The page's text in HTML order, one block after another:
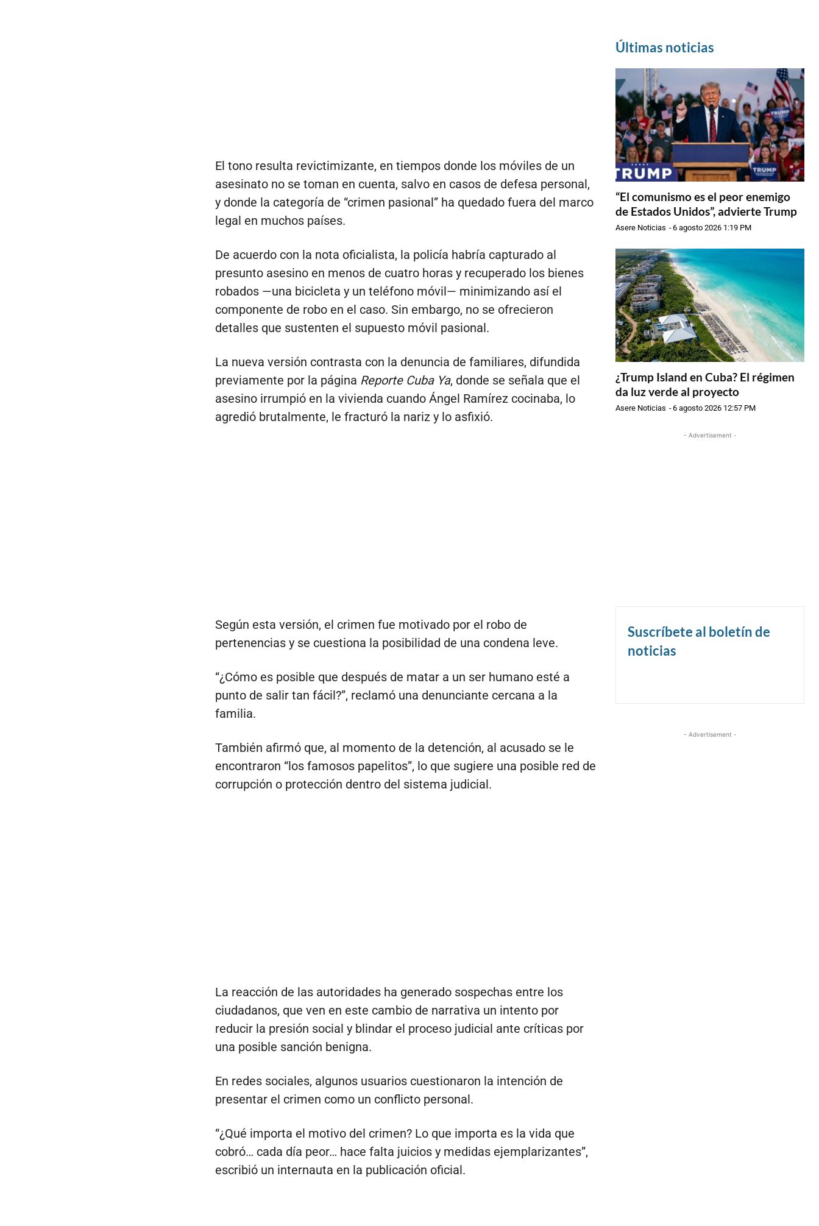
El tono resulta revictimizante, en tiempos donde los móviles de un
asesinato no se toman en cuenta, salvo en casos de defesa personal,
y donde la categoría de “crimen pasional” ha quedado fuera del marco
legal en muchos países.
De acuerdo con la nota oficialista, la policía habría capturado al
presunto asesino en menos de cuatro horas y recuperado los bienes
robados —una bicicleta y un teléfono móvil— minimizando así el
componente de robo en el caso. Sin embargo, no se ofrecieron
detalles que sustenten el supuesto móvil pasional.
La nueva versión contrasta con la denuncia de familiares, difundida
previamente por la página Reporte Cuba Ya, donde se señala que el
asesino irrumpió en la vivienda cuando Ángel Ramírez cocinaba, lo
agredió brutalmente, le fracturó la nariz y lo asfixió.
Según esta versión, el crimen fue motivado por el robo de
pertenencias y se cuestiona la posibilidad de una condena leve.
“¿Cómo es posible que después de matar a un ser humano esté a
punto de salir tan fácil?”, reclamó una denunciante cercana a la
familia.
También afirmó que, al momento de la detención, al acusado se le
encontraron “los famosos papelitos”, lo que sugiere una posible red de
corrupción o protección dentro del sistema judicial.
La reacción de las autoridades ha generado sospechas entre los
ciudadanos, que ven en este cambio de narrativa un intento por
reducir la presión social y blindar el proceso judicial ante críticas por
una posible sanción benigna.
En redes sociales, algunos usuarios cuestionaron la intención de
presentar el crimen como un conflicto personal.
“¿Qué importa el motivo del crimen? Lo que importa es la vida que
cobró… cada día peor… hace falta juicios y medidas ejemplarizantes”,
escribió un internauta en la publicación oficial.
Últimas noticias
“El comunismo es el peor enemigo
de Estados Unidos”, advierte Trump
Asere Noticias -6 agosto 2026 1:19 PM
¿Trump Island en Cuba? El régimen
da luz verde al proyecto
Asere Noticias -6 agosto 2026 12:57 PM
- Advertisement -
Suscríbete al boletín de
noticias
- Advertisement -